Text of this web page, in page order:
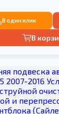
В один клик
В